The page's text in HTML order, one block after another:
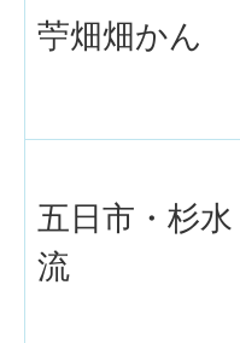
苧畑畑かん
五日市・杉水
流